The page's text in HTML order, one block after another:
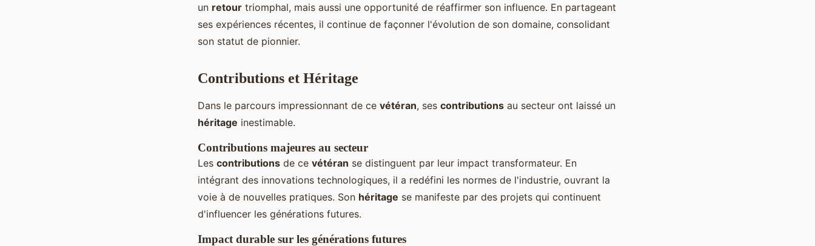
un retour triomphal, mais aussi une opportunité de réaffirmer son influence. En partageant
ses expériences récentes, il continue de façonner l'évolution de son domaine, consolidant
son statut de pionnier.
Contributions et Héritage
Dans le parcours impressionnant de ce vétéran, ses contributions au secteur ont laissé un
héritage inestimable.
Contributions majeures au secteur
Les contributions de ce vétéran se distinguent par leur impact transformateur. En
intégrant des innovations technologiques, il a redéfini les normes de l'industrie, ouvrant la
voie à de nouvelles pratiques. Son héritage se manifeste par des projets qui continuent
d'influencer les générations futures.
Impact durable sur les générations futures